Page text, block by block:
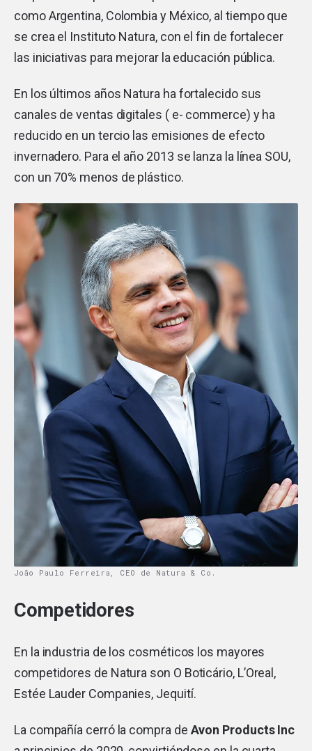
como Argentina, Colombia y México, al tiempo que
se crea el Instituto Natura, con el fin de fortalecer
las iniciativas para mejorar la educación pública.
En los últimos años Natura ha fortalecido sus
canales de ventas digitales ( e- commerce) y ha
reducido en un tercio las emisiones de efecto
invernadero. Para el año 2013 se lanza la línea SOU,
con un 70% menos de plástico.
João Paulo Ferreira, CEO de Natura & Co.
Competidores
En la industria de los cosméticos los mayores
competidores de Natura son O Boticário, L’Oreal,
Estée Lauder Companies, Jequití.
La compañía cerró la compra de Avon Products Inc